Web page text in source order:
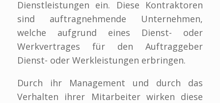
Dienstleistungen ein. Diese Kontraktoren
sind auftragnehmende Unternehmen,
welche aufgrund eines Dienst- oder
Werkvertrages für den Auftraggeber
Dienst- oder Werkleistungen erbringen.
Durch ihr Management und durch das
Verhalten ihrer Mitarbeiter wirken diese